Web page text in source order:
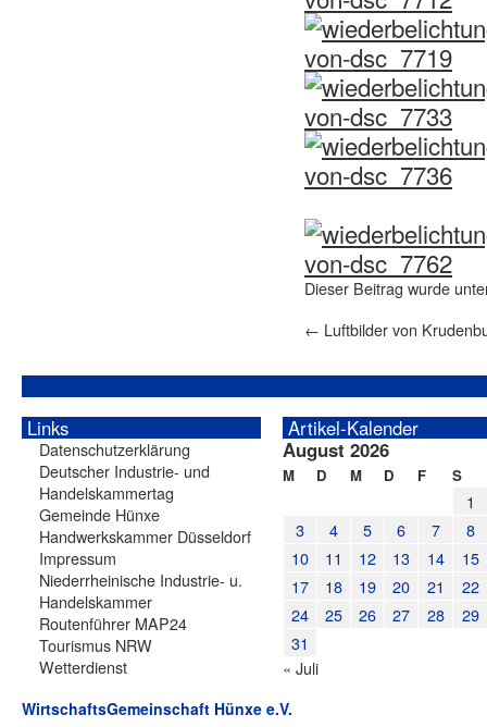
Dieser Beitrag wurde
← Luftbilder von
Links
Datenschutzerklärung
Deutscher Industrie- und
Handelskammertag
Gemeinde Hünxe
Handwerkskammer Düsseldorf
Impressum
Niederrheinische Industrie- u.
Handelskammer
Routenführer MAP24
Tourismus NRW
Wetterdienst
Artikel-Kalender
August 2026
M D M D F S
1
3
4 5 6 7
8
10
11 12 13 14
15
17
18 19 20 21
22
24
25 26 27 28
29
31
« Juli
WirtschaftsGemeinschaft Hünxe e.V.